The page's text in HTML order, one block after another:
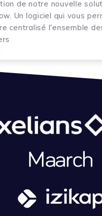
de notre nouvelle
Un logiciel qui vous
centralisé l'ensemble